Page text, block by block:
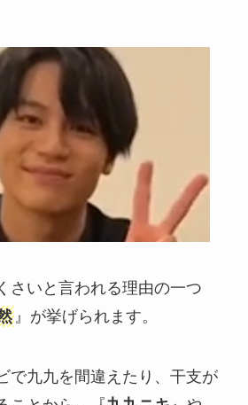
さいと言われる理由の一つ
』が挙げられます。
で九九を間違えたり、干支が